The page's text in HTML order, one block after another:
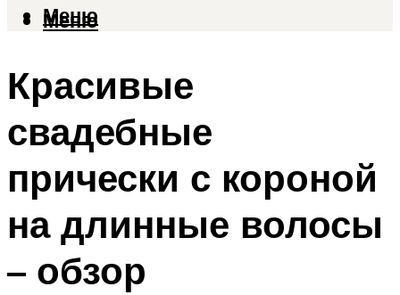
Меню
Меню
Красивые
свадебные
прически с короной
на длинные волосы
– обзор